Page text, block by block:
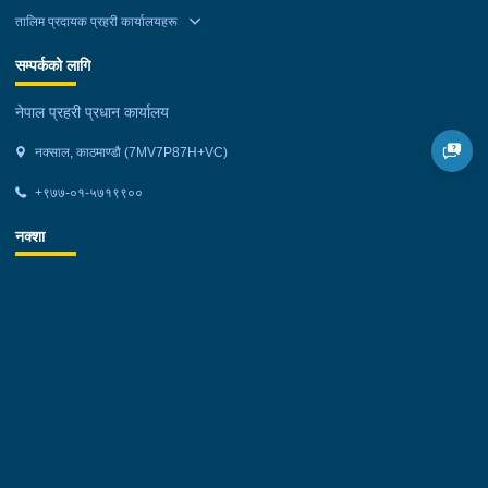
तालिम प्रदायक प्रहरी कार्यालयहरू
सम्पर्कको लागि
नेपाल प्रहरी प्रधान कार्यालय
नक्साल, काठमाण्डौ (7MV7P87H+VC)
+९७७-०१-५७१९९००
नक्शा